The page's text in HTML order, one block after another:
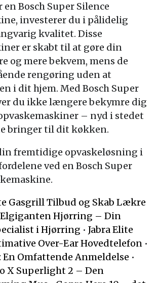
Bosch Super Silence
investerer du i pålidelig
kvalitet. Disse
er skabt til at gøre din
og mere bekvem, mens de
rengøring uden at
i dit hjem. Med Bosch Super
du ikke længere bekymre dig
– nyd i stedet
bringer til dit køkken.
fremtidige opvaskeløsning i
ved en Bosch Super
Gasgrill Tilbud og Skab Lækre
Elgiganten Hjørring – Din
i Hjørring • Jabra Elite
Over-Ear Hovedtelefon •
En Omfattende Anmeldelse •
X Superlight 2 – Den